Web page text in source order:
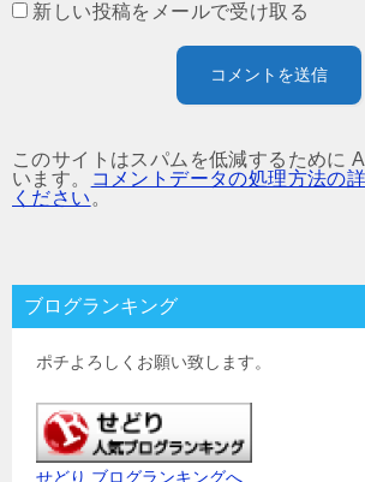
新しい投稿をメールで受け取る
このサイトはスパムを低減するために
います。
コメントデータの処理方法の
ください。
ブログランキング
ポチよろしくお願い致します。
せどり ブログランキングへ